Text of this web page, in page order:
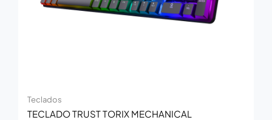
Teclados
TECLADO TRUST TORIX MECHANICAL